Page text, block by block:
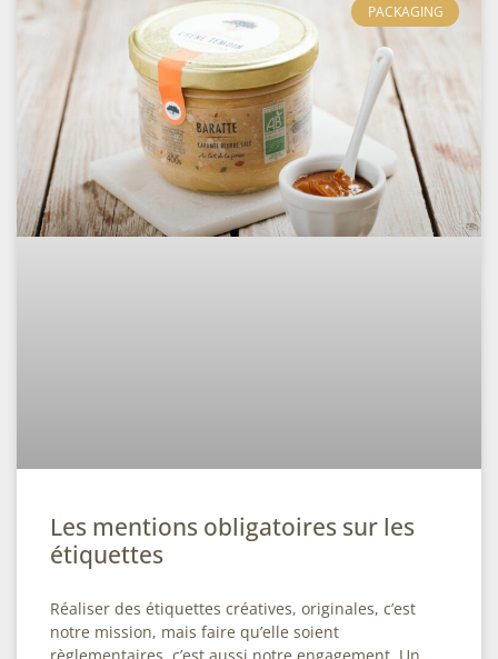
PACKAGING
Les mentions obligatoires sur les
étiquettes
Réaliser des étiquettes créatives, originales, c’est
notre mission, mais faire qu’elle soient